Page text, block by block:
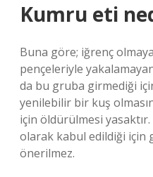
Kumru eti
Buna göre; iğrenç
pençeleriyle
da bu gruba girmediği
yenilebilir bir kuş
için öldürülmesi
olarak kabul edildiği için
önerilmez.